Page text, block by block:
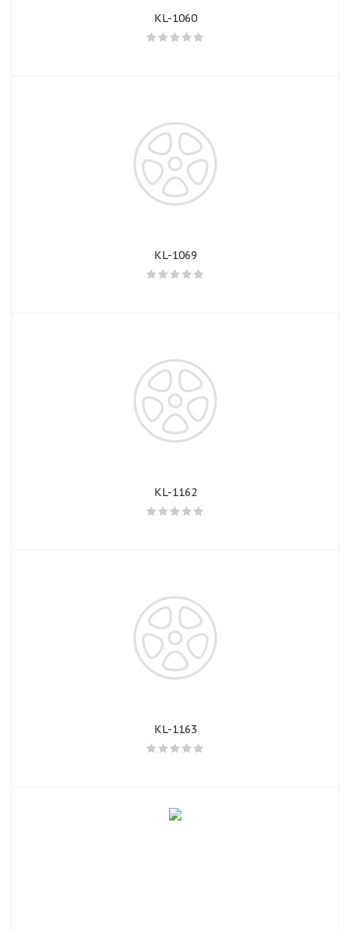
KL-1060
KL-1069
KL-1162
KL-1163